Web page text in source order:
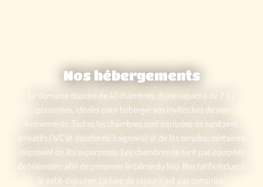
Nos hébergements
Le domaine dispose de 42 chambres, d’une capacité de 2 à 7
personnes, idéales pour héberger vos invités lors de vos
événements. Toutes les chambres sont équipées de sanitaires
privatifs (WC et douche ou baignoire) et de lits simples ; certaines
disposent de lits superposés. Les chambres ne sont pas équipées
de télévision, afin de préserver le calme du lieu. Nos tarifs incluent
le petit-déjeuner. La taxe de séjour n’est pas comprise.